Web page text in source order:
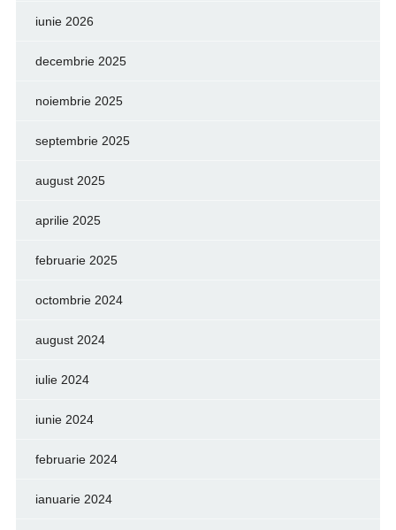
iunie 2026
decembrie 2025
noiembrie 2025
septembrie 2025
august 2025
aprilie 2025
februarie 2025
octombrie 2024
august 2024
iulie 2024
iunie 2024
februarie 2024
ianuarie 2024